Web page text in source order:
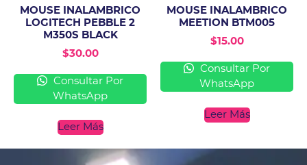
MOUSE INALAMBRICO
LOGITECH PEBBLE 2
M350S BLACK
$30.00
Consultar Por
WhatsApp
Leer Más
MOUSE INALAMBRICO
MEETION BTM005
$15.00
Consultar Por
WhatsApp
Leer Más